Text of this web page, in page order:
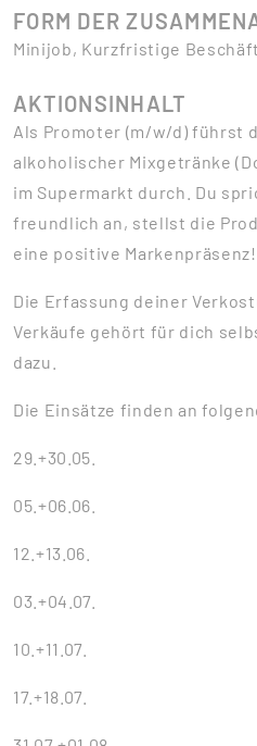
FORM DER
Minijob, Kurzfristige
AKTIONSINHALT
Als Promoter (m/w/d) führst
alkoholischer Mixgetränke
im Supermarkt durch. Du
freundlich an, stellst die
eine positive Markenpräsenz!
Die Erfassung deiner
Verkäufe gehört für dich
dazu.
Die Einsätze finden an
29.+30.05.
05.+06.06.
12.+13.06.
03.+04.07.
10.+11.07.
17.+18.07.